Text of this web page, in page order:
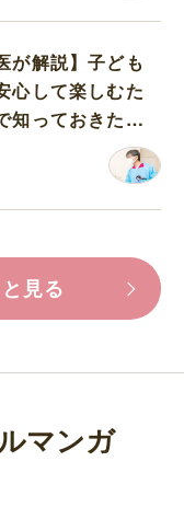
が解説】子ども
心して楽しむた
知っておきたい
見る
マンガ